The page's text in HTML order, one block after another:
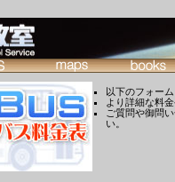
以下のフォー
より詳細な料
ご質問や御問
い。